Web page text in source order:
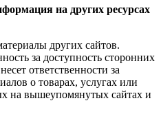
на других ресурсах
других сайтов.
за доступность сторонних
ответственности за
о товарах, услугах или
на вышеупомянутых сайтах и